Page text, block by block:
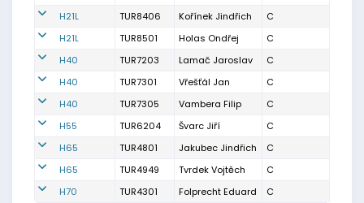
H21L
TUR8406 Kořínek Jindřich
C
H21L
TUR8501 Holas Ondřej
C
H40
TUR7203 Lamač Jaroslav
C
H40
TUR7301 Vřešťál Jan
C
H40
TUR7305 Vambera Filip
C
H55
TUR6204 Švarc Jiří
C
H65
TUR4801 Jakubec Jindřich
C
H65
TUR4949 Tvrdek Vojtěch
C
H70
TUR4301 Folprecht Eduard C